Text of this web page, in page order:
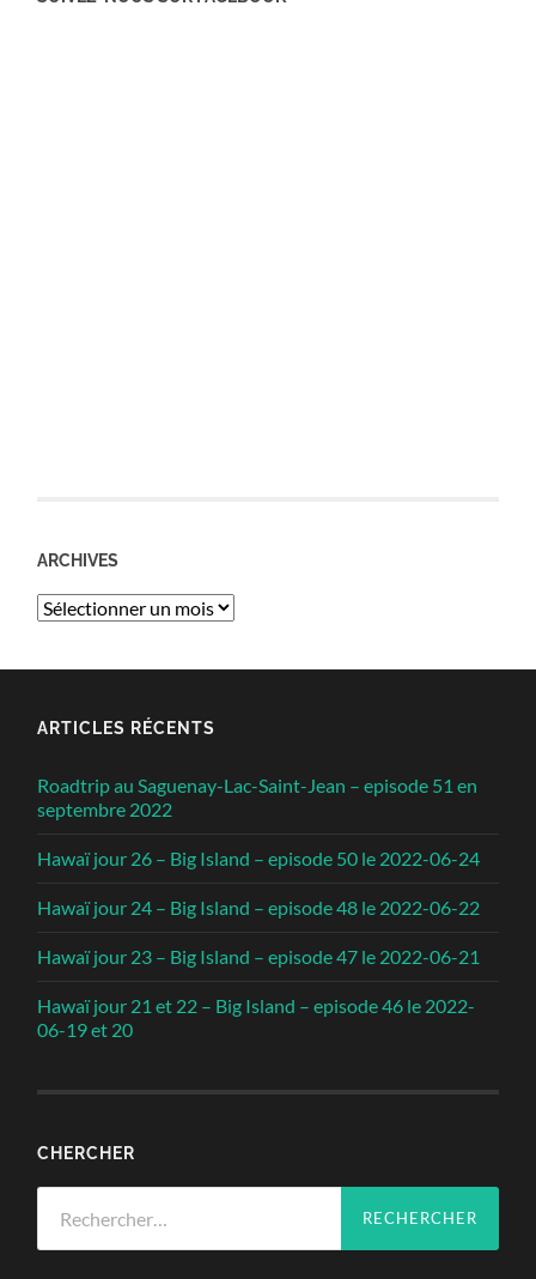
ARCHIVES
Archives
ARTICLES RÉCENTS
Roadtrip au Saguenay-Lac-Saint-Jean – episode 51 en
septembre 2022
Hawaï jour 26 – Big Island – episode 50 le 2022-06-24
Hawaï jour 24 – Big Island – episode 48 le 2022-06-22
Hawaï jour 23 – Big Island – episode 47 le 2022-06-21
Hawaï jour 21 et 22 – Big Island – episode 46 le 2022-
06-19 et 20
CHERCHER